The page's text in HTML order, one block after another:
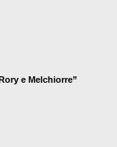
e Melchiorre”